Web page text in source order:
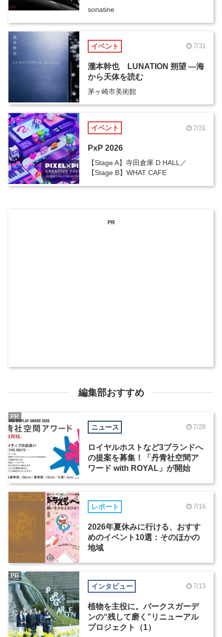
sonatine
イベント 7/31
瀧本幹也 LUNATION 朔望 ―海
から天体を読む
茅ヶ崎市美術館
イベント 7/31
PxP 2026
【Stage A】寺田倉庫 D HALL／
【Stage B】WHAT CAFE
PR
編集部おすすめ
ニュース 7/28
ロイヤルホストなど3ブランドへ
の提案を募集！「丹青社空間ア
ワード with ROYAL」が開始
PR
レポート 7/16
2026年夏休みに行ける、おすす
めのイベント10選：そのほかの
地域
インタビュー 7/13
植物を主役に。パークスガーデ
ンの“残して磨く”リニューアル
プロジェクト（1）
PR